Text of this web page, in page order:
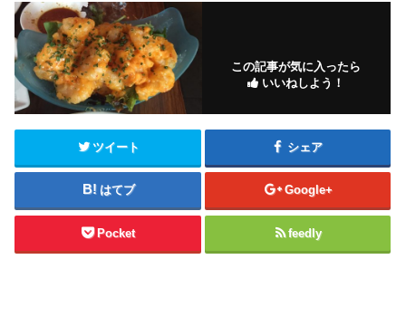
この記事が気に入ったら
いいねしよう！
ツイート シェア
はてブ Google+
Pocket feedly